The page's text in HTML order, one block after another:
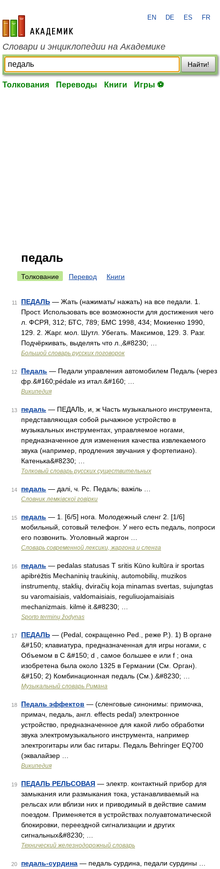
academic.ru
EN DE ES FR
Словари и энциклопедии на Академике
Найти!
Толкования Переводы Книги Игры ⚽
педаль
Толкование Перевод Книги
11 ПЕДАЛЬ — Жать (нажимать/ нажать) на все педали. 1.
Прост. Использовать все возможности для достижения чего
л. ФСРЯ, 312; БТС, 789; БМС 1998, 434; Мокиенко 1990,
129. 2. Жарг. мол. Шутл. Убегать. Максимов, 129. 3. Разг.
Подчёркивать, выделять что л.,&#8230; …
Большой словарь русских поговорок
12 Педаль — Педали управления автомобилем Педаль (через
фр.&#160;pédale из итал.&#160; …
Википедия
13 педаль — ПЕДАЛЬ, и, ж Часть музыкального инструмента,
представляющая собой рычажное устройство в
музыкальных инструментах, управляемое ногами,
предназначенное для изменения качества извлекаемого
звука (например, продления звучания у фортепиано).
Катенька&#8230; …
Толковый словарь русских существительных
14 педаль — далі, ч. Рс. Педаль; важіль …
Словник лемківскої говірки
15 педаль — 1. [6/5] нога. Молодежный сленг 2. [1/6]
мобильный, сотовый телефон. У него есть педаль, попроси
его позвонить. Уголовный жаргон …
Cловарь современной лексики, жаргона и сленга
16 педаль — pedalas statusas T sritis Kūno kultūra ir sportas
apibrėžtis Mechaninių traukinių, automobilių, muzikos
instrumentų, staklių, dviračių koja minamas svertas, sujungtas
su varomaisiais, valdomaisiais, reguliuojamaisiais
mechanizmais. kilmė it.&#8230; …
Sporto terminų žodynas
17 ПЕДАЛЬ — (Pedal, сокращенно Ped., реже P.). 1) В органе
&#150; клавиатура, предназначенная для игры ногами, с
Объемом в С &#150; d , самое большее е или f ; она
изобретена была около 1325 в Германии (См. Орган).
&#150; 2) Комбинационная педаль (См.).&#8230; …
Музыкальный словарь Римана
18 Педаль эффектов — (сленговые синонимы: примочка,
примач, педаль, англ. effects pedal) электронное
устройство, предназначенное для какой либо обработки
звука электромузыкального инструмента, например
электрогитары или бас гитары. Педаль Behringer EQ700
(эквалайзер …
Википедия
19 ПЕДАЛЬ РЕЛЬСОВАЯ — электр. контактный прибор для
замыкания или размыкания тока, устанавливаемый на
рельсах или вблизи них и приводимый в действие самим
поездом. Применяется в устройствах полуавтоматической
блокировки, переездной сигнализации и других
сигнальных&#8230; …
Технический железнодорожный словарь
20 педаль-сурдина — педаль сурдина, педали сурдины …